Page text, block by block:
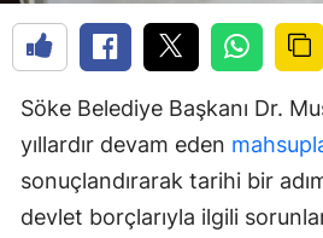
Söke Belediye Başkanı Dr.
yıllardır devam eden
sonuçlandırarak tarihi bir
devlet borçlarıyla ilgili